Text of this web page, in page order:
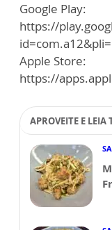
Google Play:
https://
Apple Store:
https://
APROVEITE E LEIA